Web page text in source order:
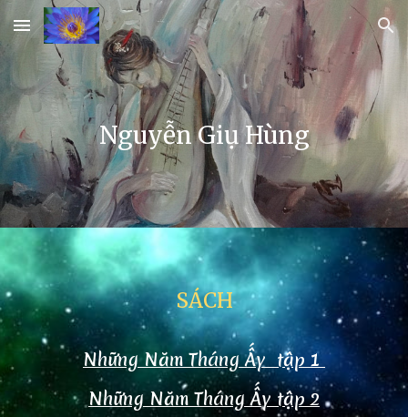
Skip to main content Skip to navigation
Nguyễn Giụ Hùng
SÁCH
Những Năm Tháng Ấy tập 1
Những Năm Tháng Ấy tập 2